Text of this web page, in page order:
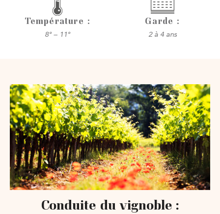
Température :
8° – 11°
Garde :
2 à 4 ans
Conduite du vignoble :